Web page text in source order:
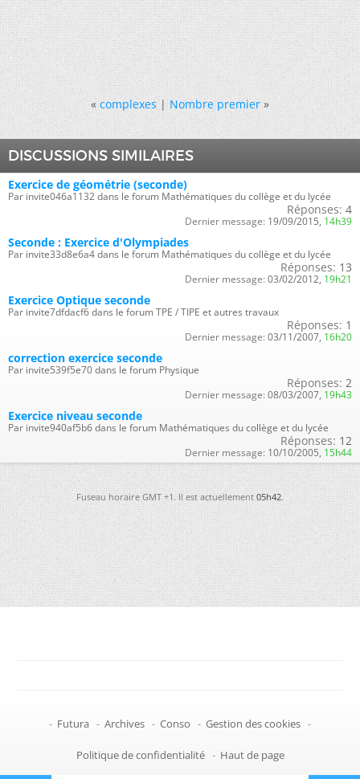
« complexes|Nombre premier »
DISCUSSIONS SIMILAIRES
Exercice de géométrie (seconde)
Par invite046a1132 dans le forum Mathématiques du collège et du lycée
Réponses: 4
Dernier message: 19/09/2015, 14h39
Seconde : Exercice d'Olympiades
Par invite33d8e6a4 dans le forum Mathématiques du collège et du lycée
Réponses: 13
Dernier message: 03/02/2012, 19h21
Exercice Optique seconde
Par invite7dfdacf6 dans le forum TPE / TIPE et autres travaux
Réponses: 1
Dernier message: 03/11/2007, 16h20
correction exercice seconde
Par invite539f5e70 dans le forum Physique
Réponses: 2
Dernier message: 08/03/2007, 19h43
Exercice niveau seconde
Par invite940af5b6 dans le forum Mathématiques du collège et du lycée
Réponses: 12
Dernier message: 10/10/2005, 15h44
Fuseau horaire GMT +1. Il est actuellement05h42.
- Futura - Archives - Conso - Gestion des cookies -
Politique de confidentialité - Haut de page